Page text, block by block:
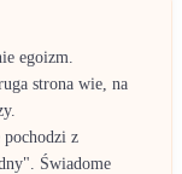
egoizm.
strona wie, na
z
Świadome